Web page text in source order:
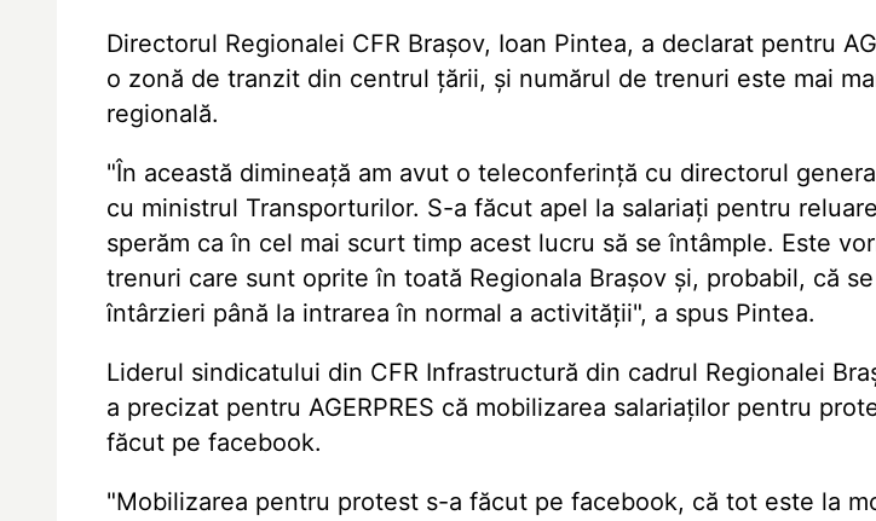
Directorul Regionalei CFR Brașov, Ioan Pintea, a declarat pentru
o zonă de tranzit din centrul țării, și numărul de trenuri este mai
regională.
"În această dimineață am avut o teleconferință cu directorul
cu ministrul Transporturilor. S-a făcut apel la salariați pentru
sperăm ca în cel mai scurt timp acest lucru să se întâmple. Este
trenuri care sunt oprite în toată Regionala Brașov și, probabil, că
întârzieri până la intrarea în normal a activității", a spus Pintea.
Liderul sindicatului din CFR Infrastructură din cadrul Regionalei
a precizat pentru AGERPRES că mobilizarea salariaților pentru
făcut pe facebook.
"Mobilizarea pentru protest s-a făcut pe facebook, că tot este la